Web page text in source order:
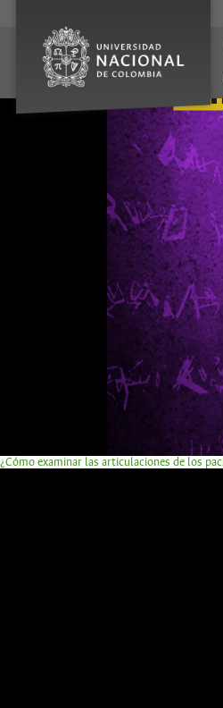
¿Cómo examinar las articulaciones de los